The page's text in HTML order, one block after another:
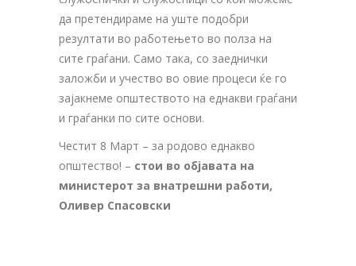
да претендираме на уште подобри
резултати во работењето во полза на
сите граѓани. Само така, со заеднички
заложби и учество во овие процеси ќе го
зајакнеме општеството на еднакви граѓани
и граѓанки по сите основи.
Честит 8 Март – за родово еднакво
општество! – стои во објавата на
министерот за внатрешни работи,
Оливер Спасовски